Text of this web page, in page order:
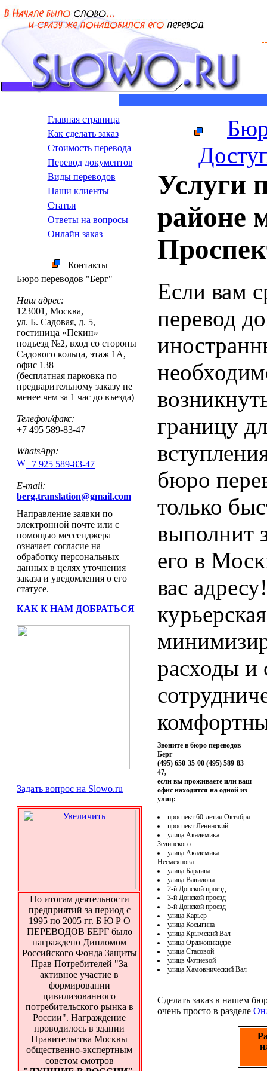
Главная страница
Как сделать заказ
Стоимость перевода
Пepeвoд дoкумeнтoв
Виды переводов
Наши клиенты
Статьи
Ответы на вопросы
Онлайн заказ
Контакты
Бюро переводов "Берг"
Наш адрес:
123001 , Москва,
ул. Б. Садовая, д. 5,
гостиница «Пекин»
подъезд №2, вход со стороны
Садового кольца, этаж 1А,
офис 138
(бесплатная парковка по
предварительному заказу не
менее чем за 1 час до въезда)
Телефон/факс:
+7 495 589-83-47
WhatsApp:
+7 925 589-83-47
E-mail:
berg.translation@gmail.com
Направление заявки по
электронной почте или с
помощью мессенджера
означает согласие на
обработку персональных
данных в целях уточнения
заказа и уведомления о его
статусе.
КАК К НАМ ДОБРАТЬСЯ
Задать вопрос на Slowo.ru
По итогам деятельности
предприятий за период с
1995 по 2005 гг. Б Ю Р О
ПЕРЕВОДОВ БЕРГ было
награждено Дипломом
Российского Фонда Защиты
Прав Потребителей "За
активное участие в
формировании
цивилизованного
потребительского рынка в
России". Награждение
проводилось в здании
Правительства Москвы
общественно-экспертным
советом смотров
Услуги
районе
Если вам
перевод
границу
бюро
только
выполнит
его в
вас
расходы и
Звоните в бюро переводов
Берг
(495) 650-35-00 (495) 589-83-
47,
если вы проживаете или ваш
офис находится на одной из
улиц:
проспект 60-летия Октября
проспект Ленинский
улица Академика
Зелинского
улица Академика
Несмеянова
улица Бардина
улица Вавилова
2-й Донской проезд
3-й Донской проезд
5-й Донской проезд
улица Карьер
улица Косыгина
улица Крымский Вал
улица Орджоникидзе
улица Стасовой
улицв Фотиевой
улица Хамовнический Вал
Сделать заказ в нашем
очень просто в разделе